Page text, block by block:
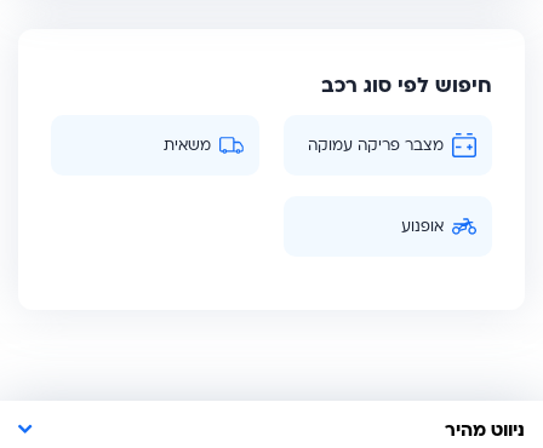
חיפוש לפי סוג רכב
מצבר פריקה עמוקה משאית
אופנוע
ניווט מהיר